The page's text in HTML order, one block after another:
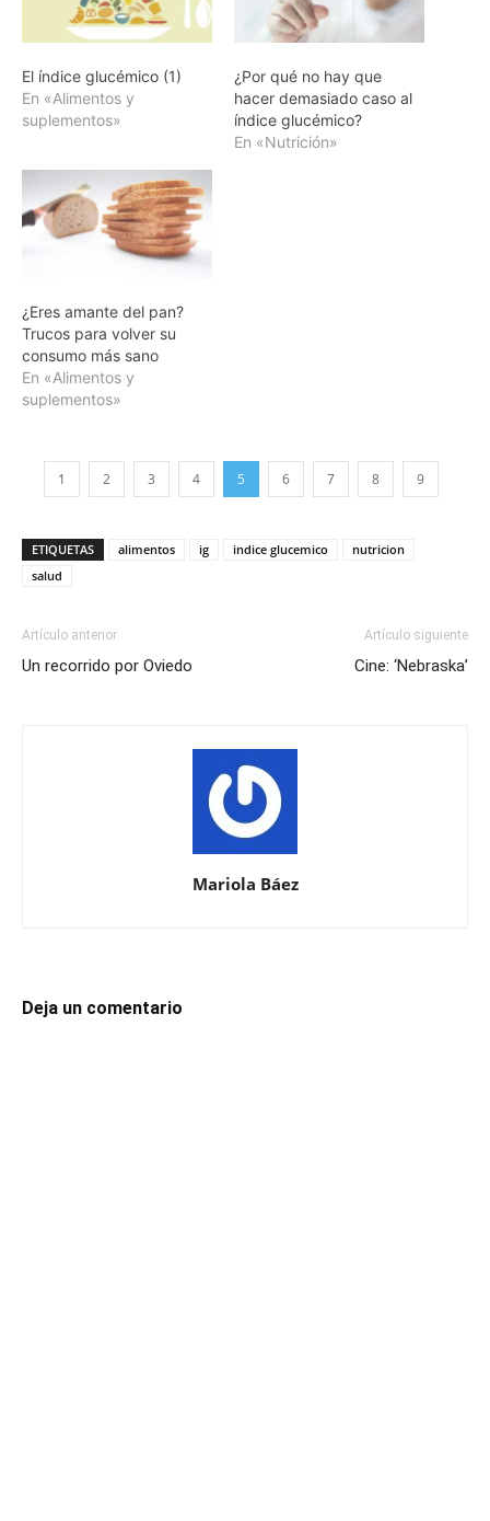
El índice glucémico (1)
En «Alimentos y
suplementos»
¿Por qué no hay que
hacer demasiado caso al
índice glucémico?
En «Nutrición»
¿Eres amante del pan?
Trucos para volver su
consumo más sano
En «Alimentos y
suplementos»
1 2 3 4 5 6 7 8 9
ETIQUETAS alimentos ig indice glucemico
nutricion
salud
Artículo anterior
Un recorrido por Oviedo
Artículo siguiente
Cine: ‘Nebraska’
Mariola Báez
Deja un comentario